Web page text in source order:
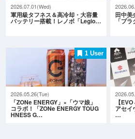
2026.07.01(Wed)
軍用級タフネス＆高冷却・大容量
バッテリー搭載！レノボ「Legio…
田中美
「プ
1 User
2026.05.26(Tue)
「ZONe ENERGY」×「ウマ娘」
コラボ！「ZONe ENERGY TOUG
HNESS G…
【
アセイ
…